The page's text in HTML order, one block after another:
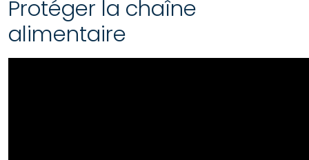
Protéger la chaîne
alimentaire